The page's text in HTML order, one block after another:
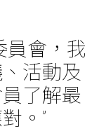
員會，我
活動及
了解最
。”